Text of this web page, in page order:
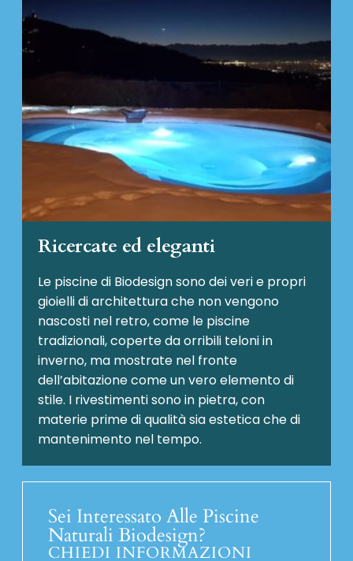
Ricercate ed eleganti
Le piscine di Biodesign sono dei veri e propri
gioielli di architettura che non vengono
nascosti nel retro, come le piscine
tradizionali, coperte da orribili teloni in
inverno, ma mostrate nel fronte
dell’abitazione come un vero elemento di
stile. I rivestimenti sono in pietra, con
materie prime di qualità sia estetica che di
mantenimento nel tempo.
Sei Interessato Alle Piscine
Naturali Biodesign?
CHIEDI INFORMAZIONI